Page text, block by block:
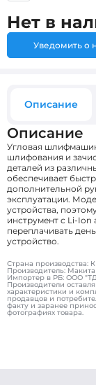
Нет в
Уведомить о
Описание
Описание
Угловая
шлифования и
деталей из
обеспечивает
дополнительной
эксплуатации.
устройства,
инструмент с Li-Ion
переплачивать
устройство.
Страна производства:
Производитель:
Импортер в РБ: ООО
Производители
характеристики и
продавцов и
факту и заранее
фотографиях товара.